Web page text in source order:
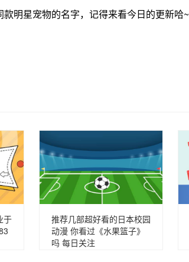
明星宠物的名字，记得来看今日的更新哈~
于
推荐几部超好看的日本校园
动漫 你看过《水果篮子》
吗 每日关注